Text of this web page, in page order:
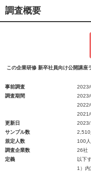
調査概要
この企業研修 新卒社員向け公開講座
事前調査
調査期間
更新日
サンプル数
2,510
規定人数
100
調査企業数
26社
定義
以下
1）